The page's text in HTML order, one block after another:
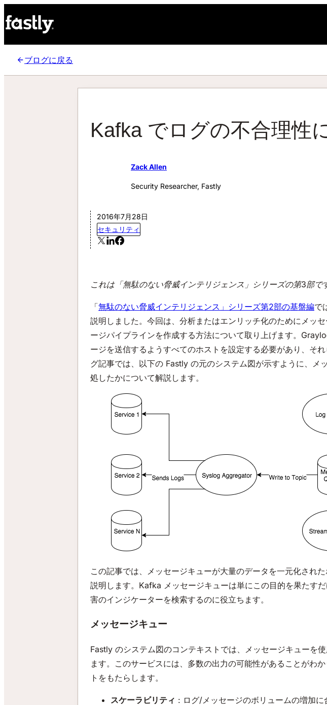
ブログに戻る
Kafka でログの不合理性
Zack Allen
Security Researcher, Fastly
2016年7月28日
セキュリティ
これは「無駄のない脅威インテリジェンス」シリーズの第3部で
「無駄のない脅威インテリジェンス」シリーズ第2部の基盤編で
説明しました。今回は、分析またはエンリッチ化のためにメッ
ージパイプラインを作成する方法について取り上げます。
ージを送信するようすべてのホストを設定する必要があり、そ
グ記事では、以下の Fastly の元のシステム図が示すように、
処したかについて解説します。
この記事では、メッセージキューが大量のデータを一元化され
説明します。Kafka メッセージキューは単にこの目的を果たす
害のインジケーターを検索するのに役立ちます。
メッセージキュー
Fastly のシステム図のコンテキストでは、メッセージキューを
ます。このサービスには、多数の出力の可能性があることがわ
トをもたらします。
スケーラビリティ : ログ/メッセージのボリュームの増加